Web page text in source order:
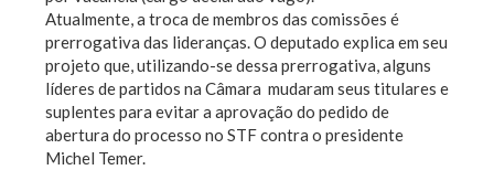
Atualmente, a troca de membros das comissões é
prerrogativa das lideranças. O deputado explica em seu
projeto que, utilizando-se dessa prerrogativa, alguns
líderes de partidos na Câmara mudaram seus titulares e
suplentes para evitar a aprovação do pedido de
abertura do processo no STF contra o presidente
Michel Temer.